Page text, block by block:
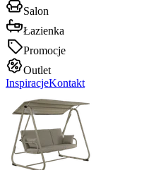
Salon
Łazienka
Promocje
Outlet
InspiracjeKontakt